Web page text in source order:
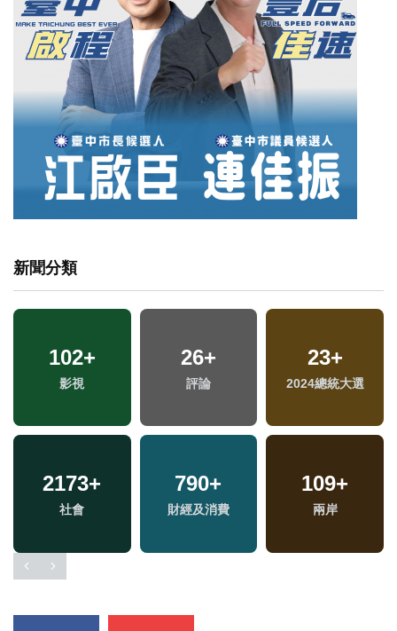
新聞分類
102+
影視
26+
評論
23+
2024總統大選
2173+
社會
790+
財經及消費
109+
兩岸